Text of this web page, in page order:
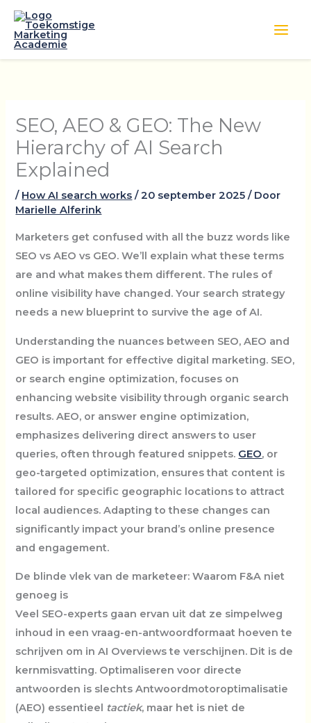
SEO, AEO & GEO: The New
Hierarchy of AI Search
Explained
/ How AI search works /20 september 2025/ Door
Marielle Alferink
Marketers get confused with all the buzz words like
SEO vs AEO vs GEO. We’ll explain what these terms
are and what makes them different. The rules of
online visibility have changed. Your search strategy
needs a new blueprint to survive the age of AI.
Understanding the nuances between SEO, AEO and
GEO is important for effective digital marketing. SEO,
or search engine optimization, focuses on
enhancing website visibility through organic search
results. AEO, or answer engine optimization,
emphasizes delivering direct answers to user
queries, often through featured snippets. GEO, or
geo-targeted optimization, ensures that content is
tailored for specific geographic locations to attract
local audiences. Adapting to these changes can
significantly impact your brand’s online presence
and engagement.
De blinde vlek van de marketeer: Waarom F&A niet
genoeg is
Veel SEO-experts gaan ervan uit dat ze simpelweg
inhoud in een vraag-en-antwoordformaat hoeven te
schrijven om in AI Overviews te verschijnen. Dit is de
kernmisvatting. Optimaliseren voor directe
antwoorden is slechtsAntwoordmotoroptimalisatie
(AEO) essentieel tactiek, maar het is niet de